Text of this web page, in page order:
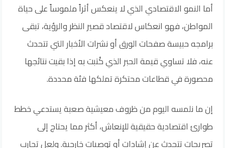
أما النمو الاقتصادي الذي لا ينعكس أثراً ملموساً على حياة
المواطن، فهو انعكاس لاقتصاد قصير النظر والرؤية، تبقى
برامجه حبيسة صفحات الورق أو نشرات الأخبار التي تتحدث
عنه، فلا تساوي قيمة الحبر الذي كُتبت به إذا بقيت نتائجها
محصورة في قطاعات محتكرة تملكها فئة محددة.
إن ما نلمسه اليوم من ظروف معيشية صعبة يستدعي خطط
طوارئ اقتصادية حقيقية للإنعاش، أكثر مما يحتاج إلى
تصريحات تتحدث عن إشادات أو توصيات خارجية. ولعل تجارب